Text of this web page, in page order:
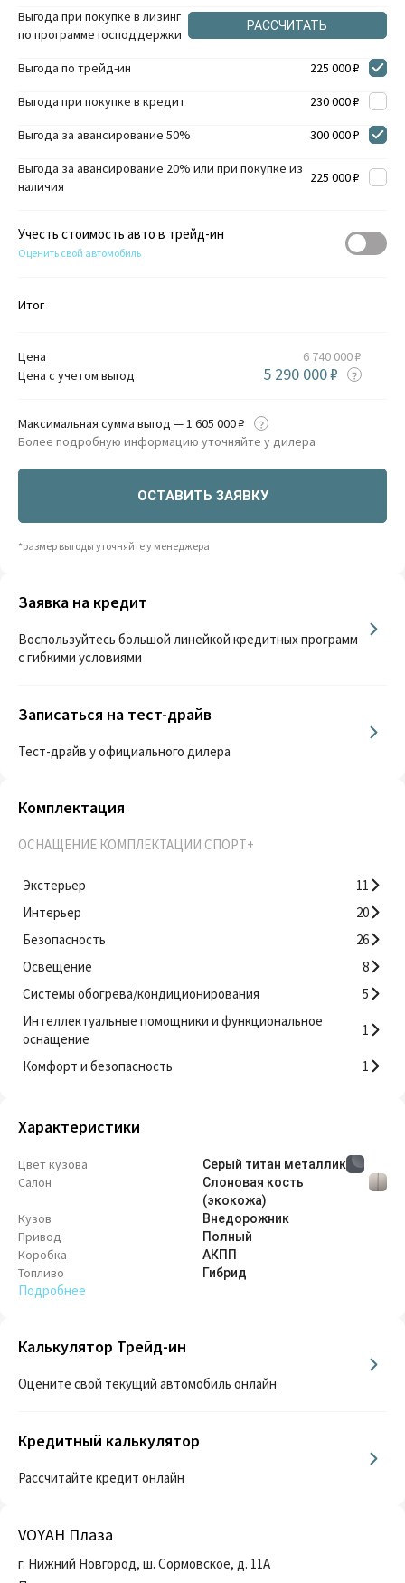
Выгода при покупке в лизинг
по программе господдержки
РАССЧИТАТЬ
Выгода по трейд-ин 225 000 ₽
Выгода при покупке в кредит 230 000 ₽
Выгода за авансирование 50% 300 000 ₽
Выгода за авансирование 20% или при покупке из
наличия
225 000 ₽
Учесть стоимость авто в трейд-ин
Оценить свой автомобиль
Итог
Цена
6 740 000 ₽
Цена с учетом выгод
5 290 000 ₽
Максимальная сумма выгод — 1 605 000 ₽
Более подробную информацию уточняйте у дилера
ОСТАВИТЬ ЗАЯВКУ
*размер выгоды уточняйте у менеджера
Заявка на кредит
Воспользуйтесь большой линейкой кредитных программ
с гибкими условиями
Записаться на тест-драйв
Тест-драйв у официального дилера
Комплектация
ОСНАЩЕНИЕ КОМПЛЕКТАЦИИ СПОРТ+
Экстерьер
11
Интерьер
20
Безопасность
26
Освещение
8
Системы обогрева/кондиционирования
5
Интеллектуальные помощники и функциональное
оснащение
1
Комфорт и безопасность 1
Характеристики
Цвет кузова Серый титан металлик
Салон
Слоновая кость
(экокожа)
Кузов Внедорож­ник
Привод Полный
Коробка АКПП
Топливо Гибрид
Подробнее
Калькулятор Трейд-ин
Оцените свой текущий автомобиль онлайн
Кредитный калькулятор
Рассчитайте кредит онлайн
VOYAH Плаза
г. Нижний Новгород, ш. Сормовское, д. 11А